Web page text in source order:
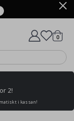
0varer
2!
i kassan!